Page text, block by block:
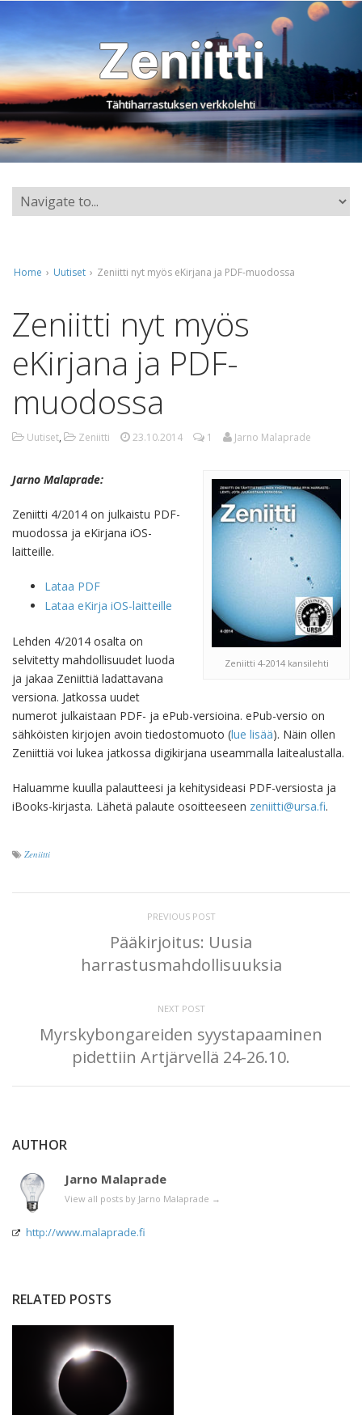
Zeniitti
Tähtiharrastuksen verkkolehti
Home › Uutiset › Zeniitti nyt myös eKirjana ja PDF-muodossa
Zeniitti nyt myös
eKirjana ja PDF-
muodossa
Uutiset, Zeniitti 23.10.2014 1 Jarno Malaprade
Zeniitti 4-2014 kansilehti
Jarno Malaprade:
Zeniitti 4/2014 on julkaistu PDF-
muodossa ja eKirjana iOS-
laitteille.
Lataa PDF
Lataa eKirja iOS-laitteille
Lehden 4/2014 osalta on
selvitetty mahdollisuudet luoda
ja jakaa Zeniittiä ladattavana
versiona. Jatkossa uudet
numerot julkaistaan PDF- ja ePub-versioina. ePub-versio on
sähköisten kirjojen avoin tiedostomuoto (lue lisää). Näin ollen
Zeniittiä voi lukea jatkossa digikirjana useammalla laitealustalla.
Haluamme kuulla palautteesi ja kehitysideasi PDF-versiosta ja
iBooks-kirjasta. Lähetä palaute osoitteeseen zeniitti@ursa.fi.
Zeniitti
PREVIOUS POST
Pääkirjoitus: Uusia
harrastusmahdollisuuksia
NEXT POST
Myrskybongareiden syystapaaminen
pidettiin Artjärvellä 24-26.10.
AUTHOR
Jarno Malaprade
View all posts by Jarno Malaprade →
http://www.malaprade.fi
RELATED POSTS